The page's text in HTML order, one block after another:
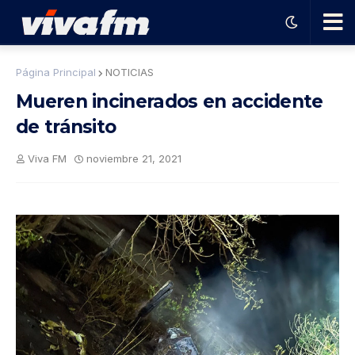
Ha
el
pro
gra
Página Principal NOTICIAS
Mueren incinerados en accidente
de tránsito
Viva FM noviembre 21, 2021